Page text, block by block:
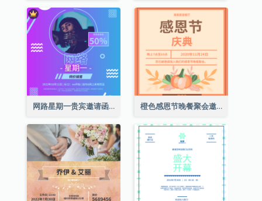
网路星期一贵宾邀请函 橙色感恩节晚餐聚会邀请函